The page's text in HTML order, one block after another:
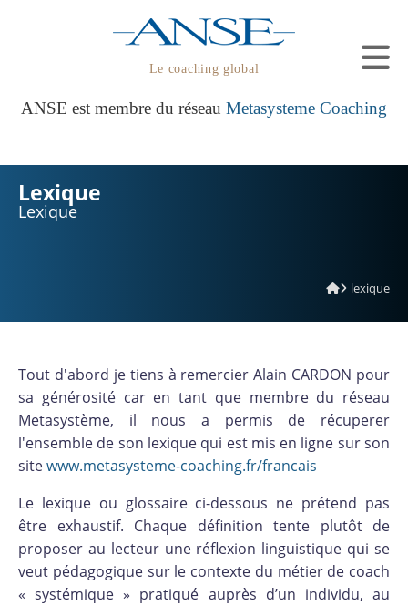
Le coaching global
ANSE est membre du réseau Metasysteme Coaching
Lexique
Lexique
lexique
Tout d'abord je tiens à remercier Alain CARDON pour
sa générosité car en tant que membre du réseau
Metasystème, il nous a permis de récuperer
l'ensemble de son lexique qui est mis en ligne sur son
sitewww.metasysteme-coaching.fr/francais
Le lexique ou glossaire ci-dessous ne prétend pas
être exhaustif. Chaque définition tente plutôt de
proposer au lecteur une réflexion linguistique qui se
veut pédagogique sur le contexte du métier de coach
« systémique » pratiqué auprès d’un individu, au